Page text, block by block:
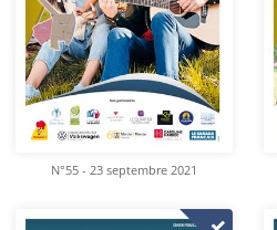
N°55 - 23 septembre 2021